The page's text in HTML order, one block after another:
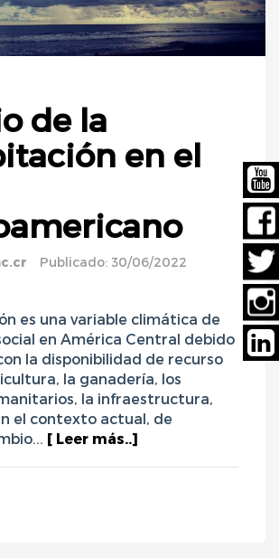
de la
en el
Publicado: 30/06/2022
es una variable climática de
en América Central debido
la disponibilidad de recurso
la ganadería, los
la infraestructura,
el contexto actual, de
[ Leer más..]